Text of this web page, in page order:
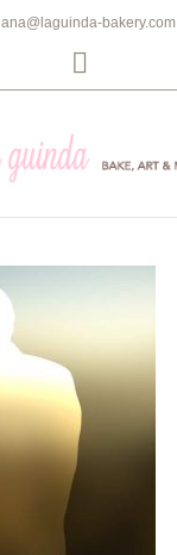
ana@laguinda-bakery.com